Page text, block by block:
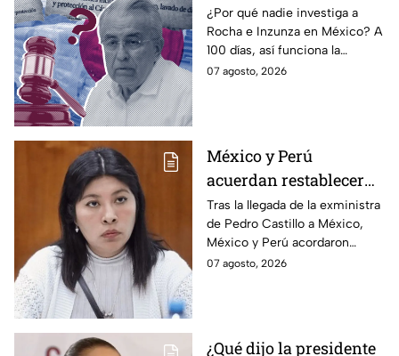
estrategia de Morena
para blindar al
gobernador de Sinaloa
¿Por qué nadie investiga a
Rocha e Inzunza en México? A
100 días, así funciona la
estrategia de Morena para
07 agosto, 2026
México y Perú
acuerdan restablecer
relaciones
diplomáticas tras
llegada de Betssy
Chávez al país
Tras la llegada de la exministra
de Pedro Castillo a México,
México y Perú acordaron
reanudar relaciones desde
07 agosto, 2026
¿Qué dijo la presidente